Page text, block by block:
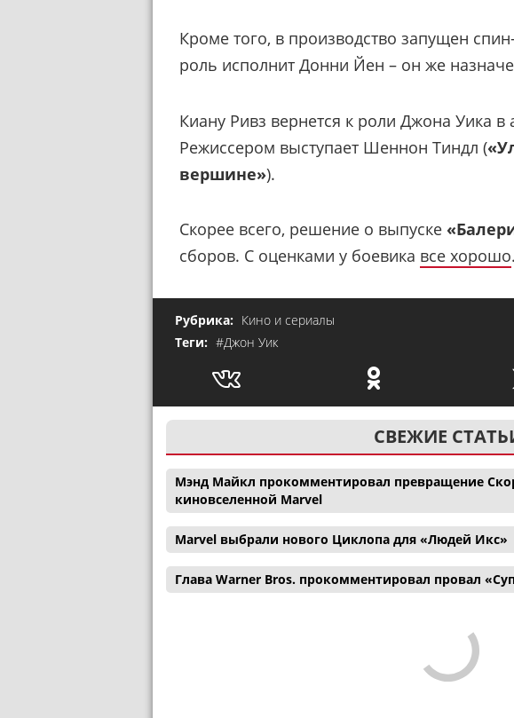
Кроме того, в производство запущен
роль исполнит Донни Йен – он же
Киану Ривз вернется к роли Джона Уика
Режиссером выступает Шеннон Тиндл (
вершине»).
Скорее всего, решение о выпуске
сборов. С оценками у боевика все хорошо.
Рубрика: Кино и сериалы
Теги: #Джон Уик
СВЕЖИЕ
Мэнд Майкл прокомментировал превращение
киновселенной Marvel
Marvel выбрали нового Циклопа для «Людей Икс»
Глава Warner Bros. прокомментировал провал